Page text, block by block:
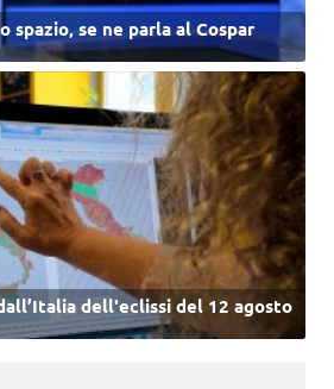
se ne parla al Cospar
dell'eclissi del 12 agosto